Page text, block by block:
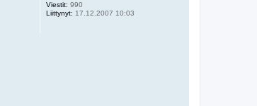
Viestit: 990
Liittynyt: 17.12.2007 10:03